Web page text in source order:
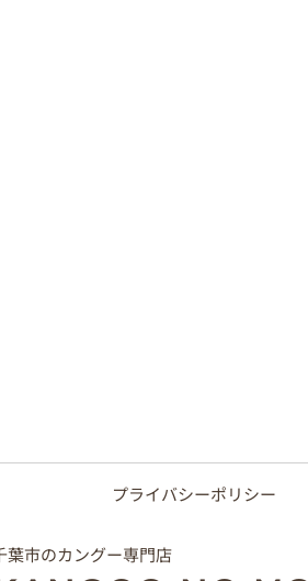
プライバシーポリシー
葉市のカングー専門店